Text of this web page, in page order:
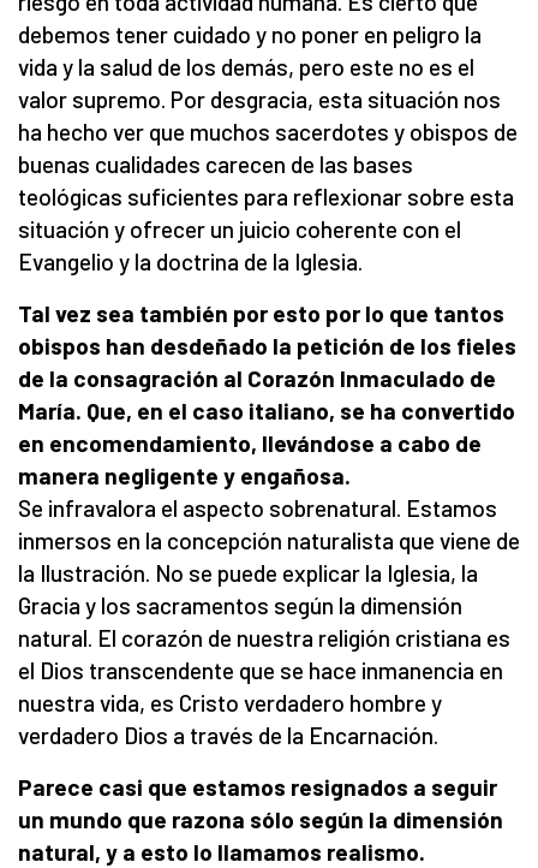
debemos tener cuidado y no poner en peligro la
vida y la salud de los demás, pero este no es el
valor supremo. Por desgracia, esta situación nos
ha hecho ver que muchos sacerdotes y obispos de
buenas cualidades carecen de las bases
teológicas suficientes para reflexionar sobre esta
situación y ofrecer un juicio coherente con el
Evangelio y la doctrina de la Iglesia.
Tal vez sea también por esto por lo que tantos
obispos han desdeñado la petición de los fieles
de la consagración al Corazón Inmaculado de
María. Que, en el caso italiano, se ha convertido
en encomendamiento, llevándose a cabo de
manera negligente y engañosa.
Se infravalora el aspecto sobrenatural. Estamos
inmersos en la concepción naturalista que viene de
la Ilustración. No se puede explicar la Iglesia, la
Gracia y los sacramentos según la dimensión
natural. El corazón de nuestra religión cristiana es
el Dios transcendente que se hace inmanencia en
nuestra vida, es Cristo verdadero hombre y
verdadero Dios a través de la Encarnación.
Parece casi que estamos resignados a seguir
un mundo que razona sólo según la dimensión
natural, y a esto lo llamamos realismo.